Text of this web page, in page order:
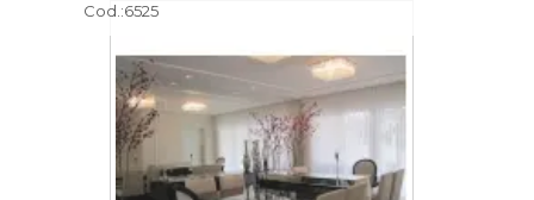
Cod.:6525